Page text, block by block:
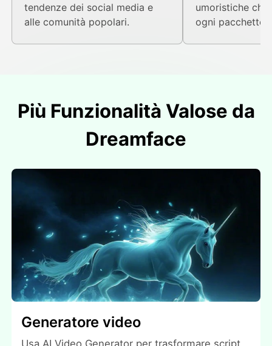
tendenze dei social media e
alle comunità popolari.
umoristiche
ogni pacchetto
Più Funzionalità Valose da
Dreamface
Generatore video
Usa AI Video Generator per trasformare script,